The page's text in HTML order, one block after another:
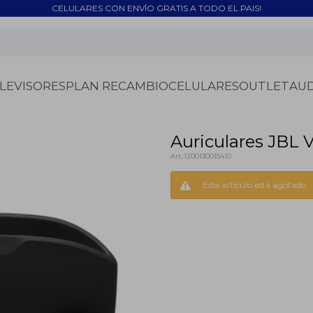
CELULARES CON ENVÍO GRATIS A TODO EL PAIS!
PLAN RECAMBIOCELULARESOUTLET
Auriculares JBL
1200130015410
Este artículo está agotado.